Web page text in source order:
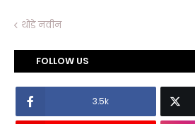
थोडे नवीन
FOLLOW US
3.5k